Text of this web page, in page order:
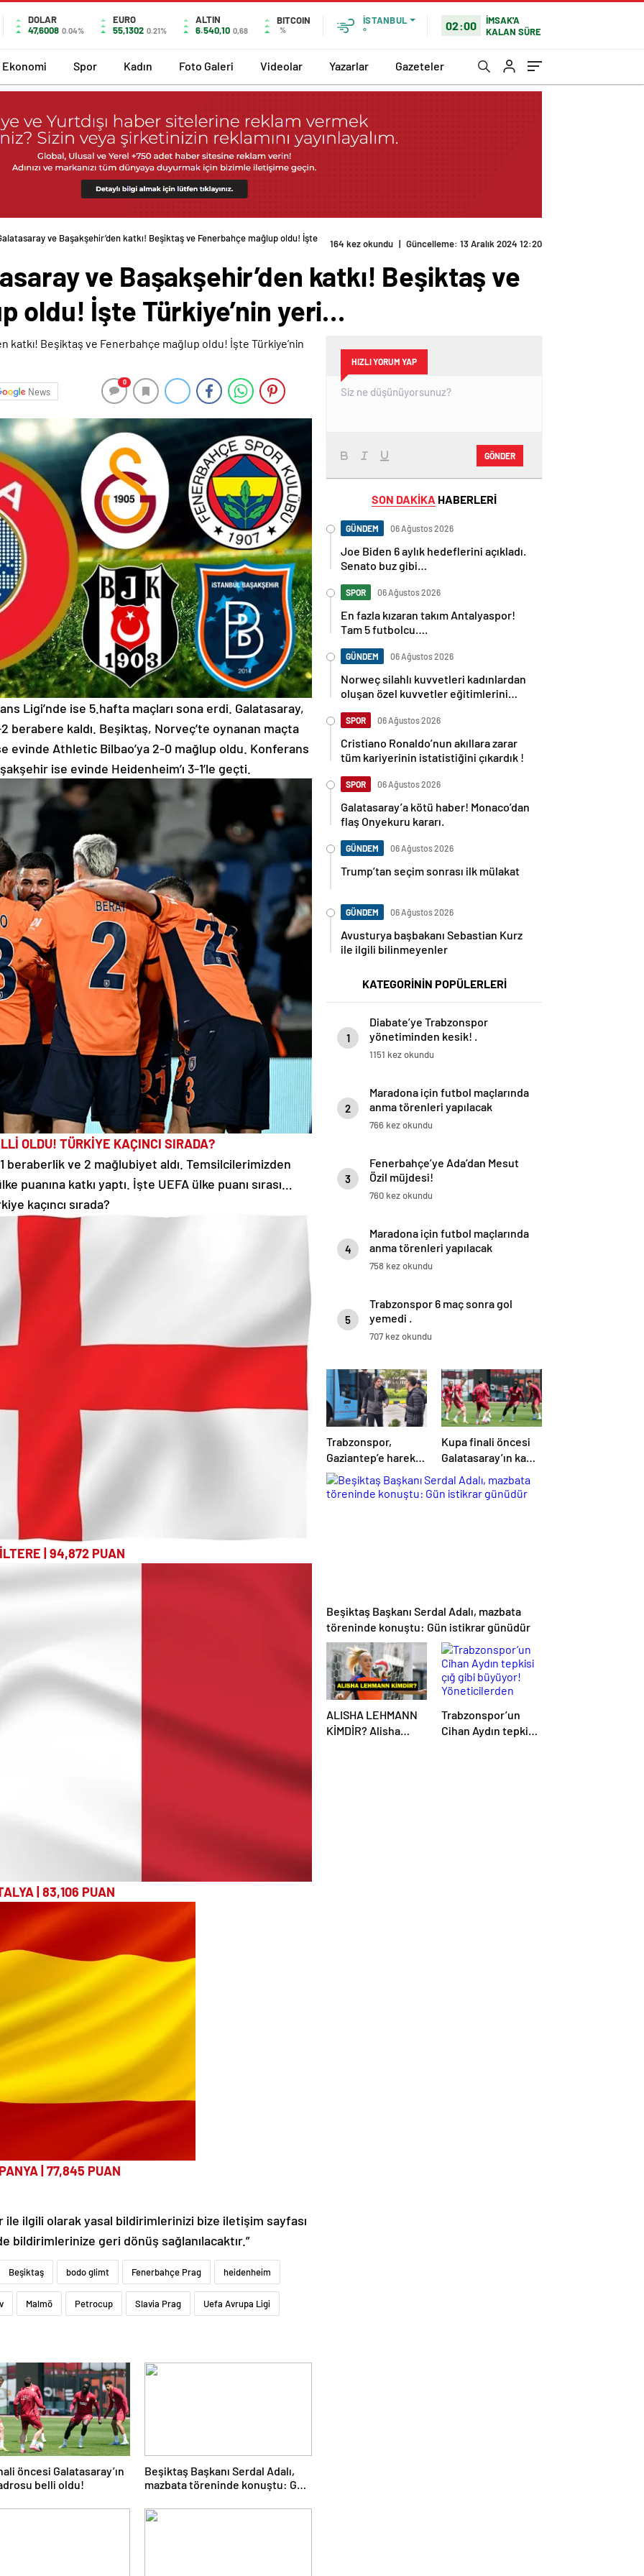
DOLAR
47,6008 0.04%
EURO
55,1302 0.21%
ALTIN
6.540,10 0,68
BITCOIN
%
İSTANBUL
°
02:00
İMSAK'A
KALAN SÜRE
Ekonomi Spor Kadın Foto Galeri Videolar Yazarlar Gazeteler
ve Başakşehir’den katkı! Beşiktaş ve Fenerbahçe mağlup oldu! İşte 164 kez okundu | Güncelleme: 13 Aralık 2024 12:20
ve Başakşehir’den katkı! Beşiktaş ve
oldu! İşte Türkiye’nin yeri…
News
0
Ligi’nde ise 5.hafta maçları sona erdi. Galatasaray,
berabere kaldı. Beşiktaş, Norveç’te oynanan maçta
evinde Athletic Bilbao’ya 2-0 mağlup oldu. Konferans
ise evinde Heidenheim’ı 3-1’le geçti.
OLDU! TÜRKİYE KAÇINCI SIRADA?
beraberlik ve 2 mağlubiyet aldı. Temsilcilerimizden
puanına katkı yaptı. İşte UEFA ülke puanı sırası…
kaçıncı sırada?
| 94,872 PUAN
| 83,106 PUAN
| 77,845 PUAN
ile ilgili olarak yasal bildirimlerinizi bize iletişim sayfası
bildirimlerinize geri dönüş sağlanılacaktır.”
Beşiktaş bodo glimt Fenerbahçe Prag heidenheim
Malmö Petrocup Slavia Prag Uefa Avrupa Ligi
öncesi Galatasaray’ın
belli oldu!
Beşiktaş Başkanı Serdal Adalı,
mazbata töreninde konuştu: Gün
HIZLI YORUM YAP
GÖNDER
SON DAKİKA HABERLERİ
GÜNDEM 06 Ağustos 2026
Joe Biden 6 aylık hedeflerini açıkladı.
Senato buz gibi…
SPOR 06 Ağustos 2026
En fazla kızaran takım Antalyaspor!
Tam 5 futbolcu….
GÜNDEM 06 Ağustos 2026
Norweç silahlı kuvvetleri kadınlardan
oluşan özel kuvvetler eğitimlerini
SPOR 06 Ağustos 2026
Cristiano Ronaldo’nun akıllara zarar
tüm kariyerinin istatistiğini çıkardık !
SPOR 06 Ağustos 2026
Galatasaray’a kötü haber! Monaco’dan
flaş Onyekuru kararı.
GÜNDEM 06 Ağustos 2026
Trump’tan seçim sonrası ilk mülakat
GÜNDEM 06 Ağustos 2026
Avusturya başbakanı Sebastian Kurz
ile ilgili bilinmeyenler
KATEGORİNİN POPÜLERLERİ
1
Diabate’ye Trabzonspor
yönetiminden kesik! .
1151 kez okundu
2
Maradona için futbol maçlarında
anma törenleri yapılacak
766 kez okundu
3
Fenerbahçe’ye Ada’dan Mesut
Özil müjdesi!
760 kez okundu
4
Maradona için futbol maçlarında
anma törenleri yapılacak
758 kez okundu
5
Trabzonspor 6 maç sonra gol
yemedi .
707 kez okundu
Trabzonspor,
Gaziantep’e hareket
etti! Kamp kadrosu
açıklandı…
Kupa finali öncesi
Galatasaray’ın kamp
kadrosu belli oldu!
Beşiktaş Başkanı Serdal Adalı, mazbata
töreninde konuştu: Gün istikrar günüdür
ALISHA LEHMANN
KİMDİR? Alisha
Trabzonspor’un
Cihan Aydın tepkisi